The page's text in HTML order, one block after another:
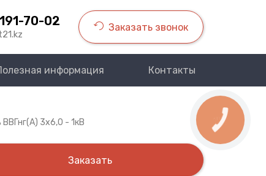
70-02 Заказать звонок
информация Контакты
ВВГнг(A) 3х6,0 - 1кВ
Заказать
КНОПКА
СВЯЗИ